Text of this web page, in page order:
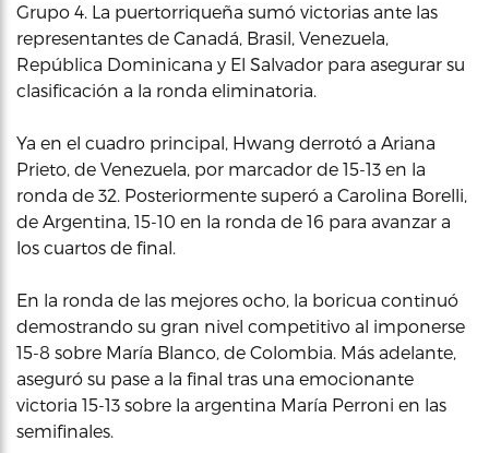
Grupo 4. La puertorriqueña sumó victorias ante las
representantes de Canadá, Brasil, Venezuela,
República Dominicana y El Salvador para asegurar su
clasificación a la ronda eliminatoria.
Ya en el cuadro principal, Hwang derrotó a Ariana
Prieto, de Venezuela, por marcador de 15-13 en la
ronda de 32. Posteriormente superó a Carolina Borelli,
de Argentina, 15-10 en la ronda de 16 para avanzar a
los cuartos de final.
En la ronda de las mejores ocho, la boricua continuó
demostrando su gran nivel competitivo al imponerse
15-8 sobre María Blanco, de Colombia. Más adelante,
aseguró su pase a la final tras una emocionante
victoria 15-13 sobre la argentina María Perroni en las
semifinales.